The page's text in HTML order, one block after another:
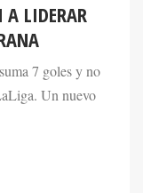
LIDERAR
7 goles y no
Un nuevo